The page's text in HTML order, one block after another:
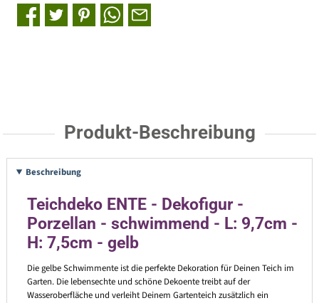
Produkt-Beschreibung
Beschreibung
Teichdeko ENTE - Dekofigur -
Porzellan - schwimmend - L: 9,7cm -
H: 7,5cm - gelb
Die gelbe Schwimmente ist die perfekte Dekoration für Deinen Teich im
Garten. Die lebensechte und schöne Dekoente treibt auf der
Wasseroberfläche und verleiht Deinem Gartenteich zusätzlich ein